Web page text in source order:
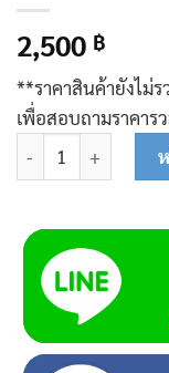
2,500 ฿
**ราคาสินค้ายังไม่ร
เพื่อสอบถามราคาร
จำนวน ชุดแผงวงจร